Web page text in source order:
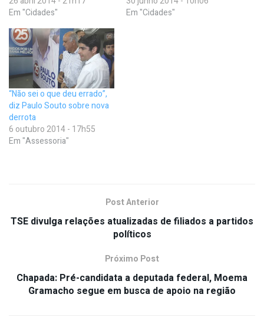
Em "Cidades"
Em "Cidades"
“Não sei o que deu errado”,
diz Paulo Souto sobre nova
derrota
6 outubro 2014 - 17h55
Em "Assessoria"
Post Anterior
TSE divulga relações atualizadas de filiados a partidos
políticos
Próximo Post
Chapada: Pré-candidata a deputada federal, Moema
Gramacho segue em busca de apoio na região